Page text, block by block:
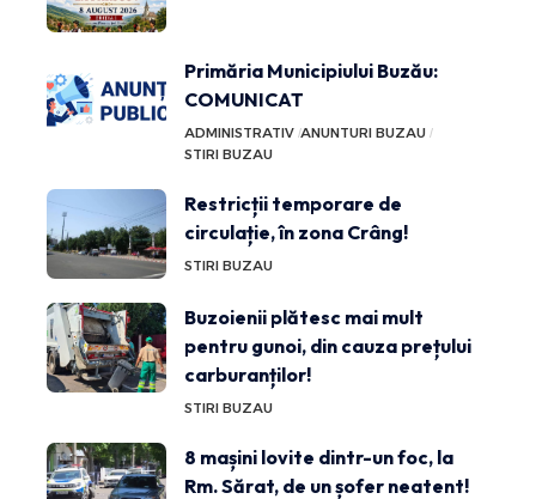
Primăria Municipiului Buzău:
COMUNICAT
ADMINISTRATIV ANUNTURI BUZAU
STIRI BUZAU
Restricții temporare de
circulație, în zona Crâng!
STIRI BUZAU
Buzoienii plătesc mai mult
pentru gunoi, din cauza prețului
carburanților!
STIRI BUZAU
8 mașini lovite dintr-un foc, la
Rm. Sărat, de un șofer neatent!